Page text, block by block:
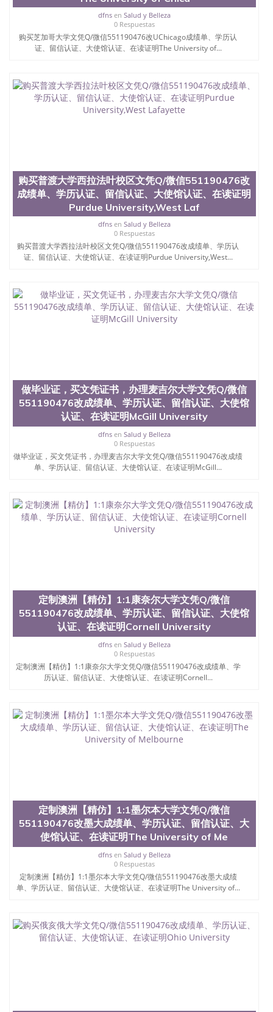
真实网上可查的证明材料 1、教育部学历学位认证，
留服真实存档可查，存档。 2、留学回国人员证明
（使馆认证），使馆网站真实存档可查。 3、留信网
真实可查认证办理，存档可查，终身受用。 四、办理
与人类发展学院、信息工程与科学学院、人文学院、
护理学院、科学学院等。学校的教育学院排名在全美
前十名，工学院排名在前十五名，且继续攀升中。纽
约大学为学生们提供本科、硕士及博士学位。学校的
理、材料科学、机械工程、航天工程、土木工程、数
学、化学、英语、社会科学、心理学、戏剧、市场营
销、机械工程、计算机科学、物理学、人工智能、商
科、金融专业 1、客户提供相关材料，确定客户办理
信息，给出操作方案； 2、补充毕业证成绩单等相关
材料； 3、留服注册申请账号，付定金； 4、预约递
交时间，公司人员陪同客户本人一起去留服递交材
料； 5、等待结果，完成结果书留服直接邮寄给客户
结构（包括：水印，阴影底纹，钢印LOGO烫金烫
银，LOGO烫金烫银复合重叠。 文字图案浮雕，激光
镭射，紫外荧光，温感，复印防伪）都有原版本文凭
对照。质量得到了广大海外客户群体的认可，同时和
寸大小，纸张材质，防伪技术等等，并在时间收集到
原版实物，以求达到客户的需求。 我们的优势： 我
们在保证合理定价的同时，坚持较高性价比，通过品
质和效率不断优化，为您倾情诠释什么是高性价比。
咨询顾问：Sam q/微信:551190476 Q/微
信:551190476办理毕业证成绩单、教育部认证,录取通
知书，雅思，留学回国证明.
公司专业制作、办理、仿制、成绩单文凭、改成绩、
理、仿制学位证书、毕业证文凭、文凭毕业证、毕业
证认证、留服认证、使馆认证、使馆证明、使馆留学
回国人员证明、留学生认证、学历认证、文凭认证学
University）圣何塞州立大学毕业证（San Jose State
University）圣何塞州立大学毕业证（San Jose State
University）圣何塞州立大学成绩单（San Jose State
University）圣何塞州立大学成绩单（ San Jose State
University）圣何塞州立大学成绩单（San Jose State
University）成绩单圣何塞州立大学文凭（San Jose
State University）圣何塞州立大学（San Jose State
University）圣何塞州立大学（San Jose State
University）圣何塞州立大学（ San Jose State
University）圣何塞州立大学文凭（San Jose State
University）文凭圣何塞州立大学文凭（San Jose
State University）圣何塞州立大学学历（ San Jose
University）圣何塞州立大学（San Jose State
University）圣何塞州立大学（San Jose State
University）圣何塞州立大学学位证（San Jose State
University）圣何塞州立大学学位证（San Jose State
University）圣何塞州立大学学位证（San Jose State
University）圣何塞州立大学（San Jose State
University）圣何塞州立大学（San Jose State
University）圣何塞州立大学（San Jose State
University）圣何塞州立大学学位证（San Jose State
University）圣何塞州立大学结业证（San Jose State
dfnsen Salud y Belleza
0 Respuestas
购买芝加哥大学文凭Q/微信551190476改UChicago成绩单、学历认
证、留信认证、大使馆认证、在读证明The University of...
购买普渡大学西拉法叶校区文凭Q/微信551190476改
成绩单、学历认证、留信认证、大使馆认证、在读证明
Purdue University,West Laf
dfnsen Salud y Belleza
0 Respuestas
购买普渡大学西拉法叶校区文凭Q/微信551190476改成绩单、学历认
证、留信认证、大使馆认证、在读证明Purdue University,West...
做毕业证，买文凭证书，办理麦吉尔大学文凭Q/微信
551190476改成绩单、学历认证、留信认证、大使馆
认证、在读证明McGill University
dfnsen Salud y Belleza
0 Respuestas
做毕业证，买文凭证书，办理麦吉尔大学文凭Q/微信551190476改成绩
单、学历认证、留信认证、大使馆认证、在读证明McGill...
定制澳洲【精仿】1:1康奈尔大学文凭Q/微信
551190476改成绩单、学历认证、留信认证、大使馆
认证、在读证明Cornell University
dfnsen Salud y Belleza
0 Respuestas
定制澳洲【精仿】1:1康奈尔大学文凭Q/微信551190476改成绩单、学
历认证、留信认证、大使馆认证、在读证明Cornell...
定制澳洲【精仿】1:1墨尔本大学文凭Q/微信
551190476改墨大成绩单、学历认证、留信认证、大
使馆认证、在读证明The University of Me
dfnsen Salud y Belleza
0 Respuestas
定制澳洲【精仿】1:1墨尔本大学文凭Q/微信551190476改墨大成绩
单、学历认证、留信认证、大使馆认证、在读证明The University of...